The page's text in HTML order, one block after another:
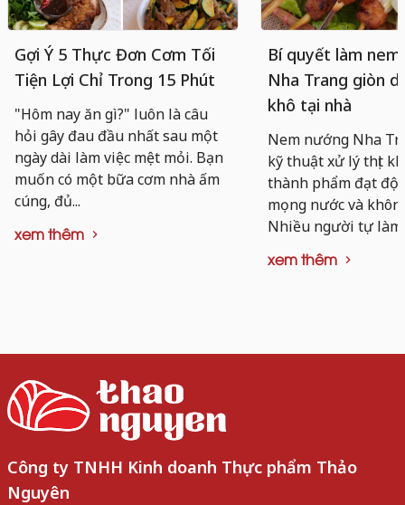
Gợi Ý 5 Thực Đơn Cơm Tối
Tiện Lợi Chỉ Trong 15 Phút
"Hôm nay ăn gì?" luôn là câu
hỏi gây đau đầu nhất sau một
ngày dài làm việc mệt mỏi. Bạn
muốn có một bữa cơm nhà ấm
cúng, đủ...
xem thêm
Bí quyết làm
Nha Trang giòn
khô tại nhà
Nem nướng Nha
kỹ thuật xử lý thịt
thành phẩm đạt độ
mọng nước và
Nhiều người tự
xem thêm
Công ty TNHH Kinh doanh Thực phẩm Thảo
Nguyên